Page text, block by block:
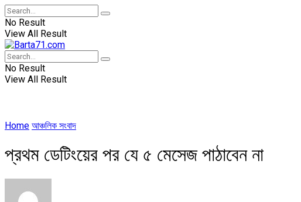
No Result
View All Result
No Result
View All Result
Home আঞ্চলিক সংবাদ
প্রথম ডেটিংয়ের পর যে ৫ মেসেজ পাঠাবেন না